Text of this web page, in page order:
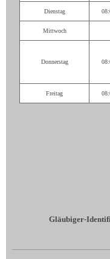
Dienstag
Mittwoch
Donnerstag
Freitag
Gläubiger-